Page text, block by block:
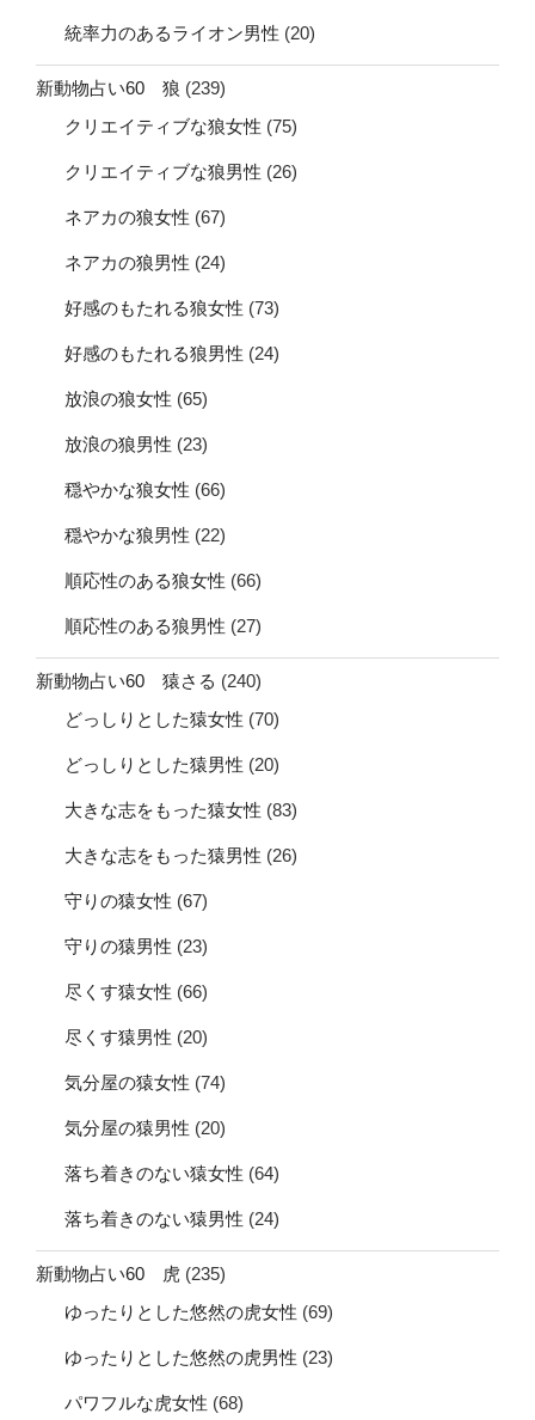
統率力のあるライオン男性 (20)
新動物占い60 狼 (239)
クリエイティブな狼女性 (75)
クリエイティブな狼男性 (26)
ネアカの狼女性 (67)
ネアカの狼男性 (24)
好感のもたれる狼女性 (73)
好感のもたれる狼男性 (24)
放浪の狼女性 (65)
放浪の狼男性 (23)
穏やかな狼女性 (66)
穏やかな狼男性 (22)
順応性のある狼女性 (66)
順応性のある狼男性 (27)
新動物占い60 猿さる (240)
どっしりとした猿女性 (70)
どっしりとした猿男性 (20)
大きな志をもった猿女性 (83)
大きな志をもった猿男性 (26)
守りの猿女性 (67)
守りの猿男性 (23)
尽くす猿女性 (66)
尽くす猿男性 (20)
気分屋の猿女性 (74)
気分屋の猿男性 (20)
落ち着きのない猿女性 (64)
落ち着きのない猿男性 (24)
新動物占い60 虎 (235)
ゆったりとした悠然の虎女性 (69)
ゆったりとした悠然の虎男性 (23)
パワフルな虎女性 (68)